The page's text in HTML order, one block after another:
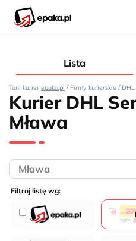
Lista
Tani kurier epaka.pl / Firmy kurierskie /
Kurier DHL
Mława
Filtruj listę wg: